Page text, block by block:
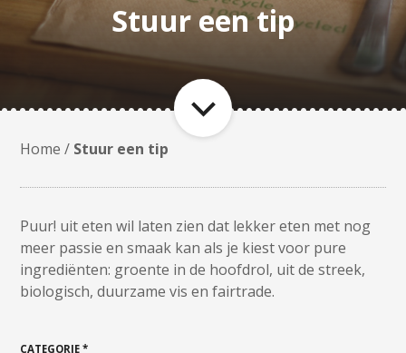
Stuur een tip
Home / Stuur een tip
Puur! uit eten wil laten zien dat lekker eten met nog
meer passie en smaak kan als je kiest voor pure
ingrediënten: groente in de hoofdrol, uit de streek,
biologisch, duurzame vis en fairtrade.
CATEGORIE *